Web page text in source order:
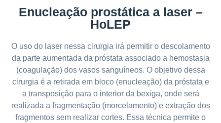
Enucleação prostática a laser –
HoLEP
O uso do laser nessa cirurgia irá permitir o descolamento
da parte aumentada da próstata associado a hemostasia
(coagulação) dos vasos sanguíneos. O objetivo dessa
cirurgia é a retirada em bloco (enucleação) da próstata e
a transposição para o interior da bexiga, onde será
realizada a fragmentação (morcelamento) e extração dos
fragmentos sem realizar cortes. Essa técnica permite o